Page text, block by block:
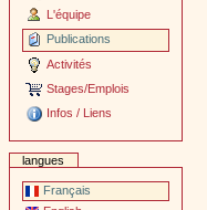
L'équipe
Publications
Activités
Stages/Emplois
Infos / Liens
langues
Français